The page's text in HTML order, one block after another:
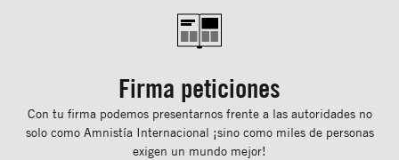
Firma peticiones
Con tu ﬁrma podemos presentarnos frente a las autoridades no
solo como Amnistía Internacional ¡sino como miles de personas
exigen un mundo mejor!